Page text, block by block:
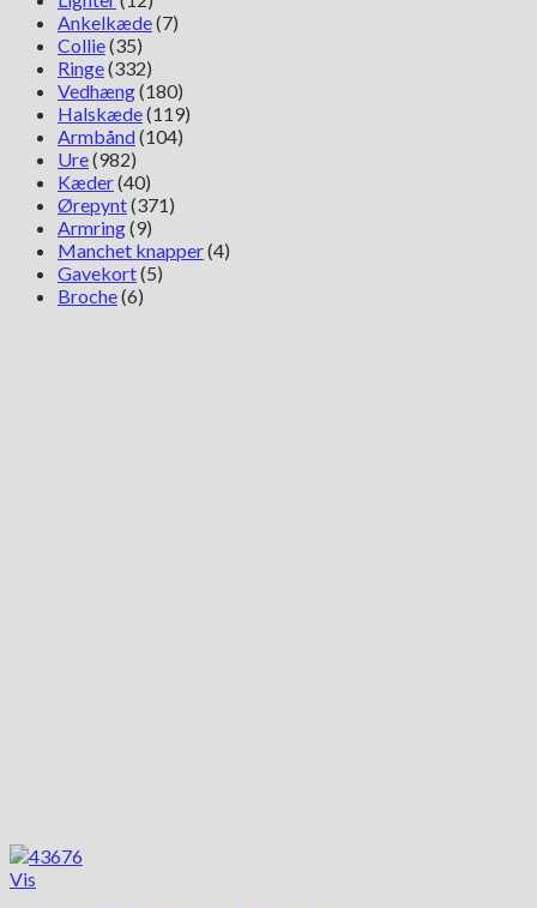
Ankelkæde(7)
Collie(35)
Ringe(332)
Vedhæng(180)
Halskæde(119)
Armbånd(104)
Ure(982)
Kæder(40)
Ørepynt(371)
Armring(9)
Manchet knapper(4)
Gavekort(5)
Broche(6)
Vis